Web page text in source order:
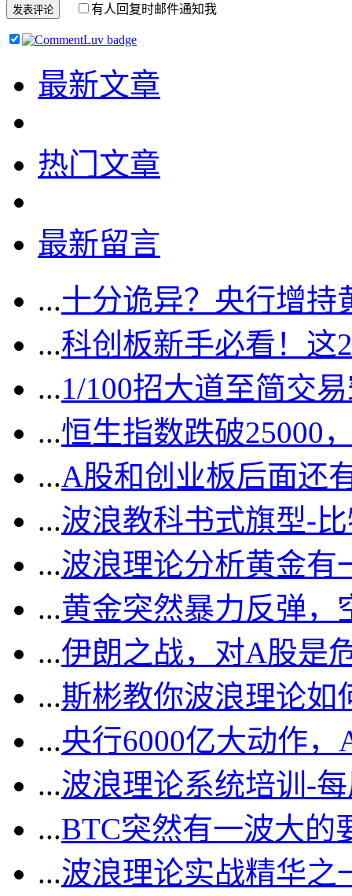
有人回复时邮件通知我
最新文章
热门文章
最新留言
...十分诡异？央行增持
...科创板新手必看！这
...1/100招大道至简交
...恒生指数跌破25000
...A股和创业板后面还
...波浪教科书式旗型-
...波浪理论分析黄金有
...黄金突然暴力反弹，
...伊朗之战，对A股是
...斯彬教你波浪理论如
...央行6000亿大动作
...波浪理论系统培训-
...BTC突然有一波大的
...波浪理论实战精华